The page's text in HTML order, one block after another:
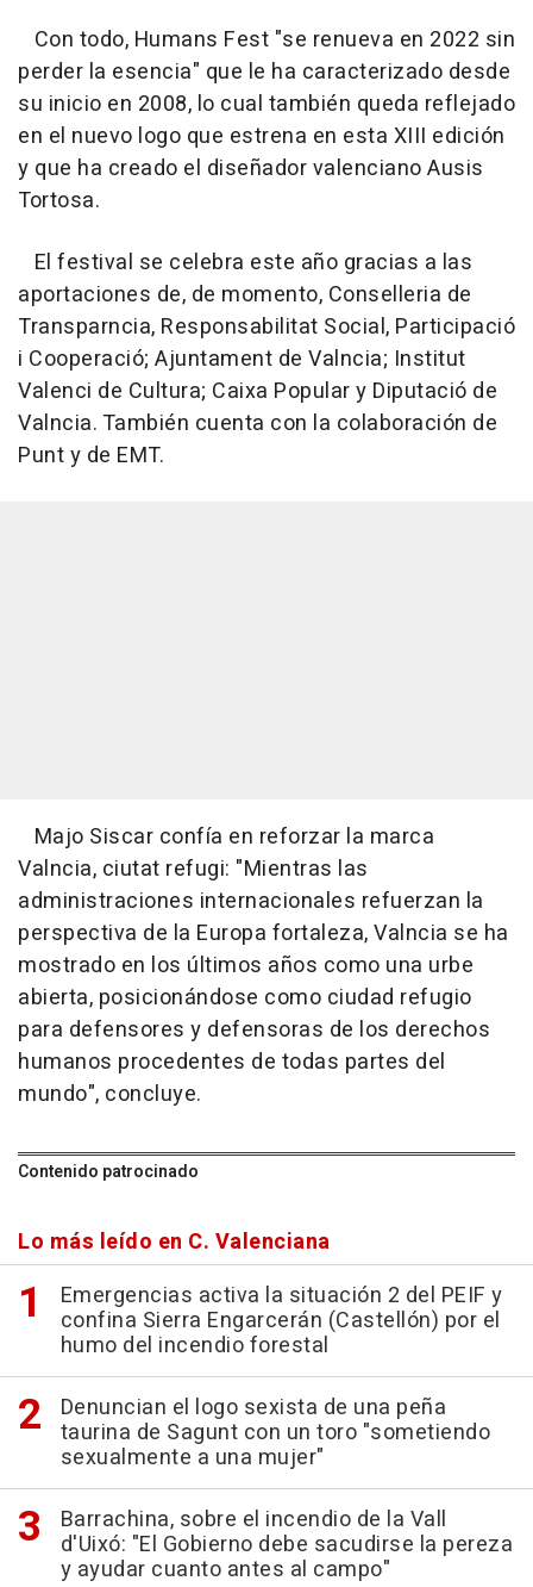
Con todo, Humans Fest "se renueva en 2022 sin
perder la esencia" que le ha caracterizado desde
su inicio en 2008, lo cual también queda reflejado
en el nuevo logo que estrena en esta XIII edición
y que ha creado el diseñador valenciano Ausis
Tortosa.
El festival se celebra este año gracias a las
aportaciones de, de momento, Conselleria de
Transparncia, Responsabilitat Social, Participació
i Cooperació; Ajuntament de Valncia; Institut
Valenci de Cultura; Caixa Popular y Diputació de
Valncia. También cuenta con la colaboración de
Punt y de EMT.
Majo Siscar confía en reforzar la marca
Valncia, ciutat refugi: "Mientras las
administraciones internacionales refuerzan la
perspectiva de la Europa fortaleza, Valncia se ha
mostrado en los últimos años como una urbe
abierta, posicionándose como ciudad refugio
para defensores y defensoras de los derechos
humanos procedentes de todas partes del
mundo", concluye.
Contenido patrocinado
Lo más leído en C. Valenciana
Emergencias activa la situación 2 del PEIF y
confina Sierra Engarcerán (Castellón) por el
humo del incendio forestal
Denuncian el logo sexista de una peña
taurina de Sagunt con un toro "sometiendo
sexualmente a una mujer"
Barrachina, sobre el incendio de la Vall
d'Uixó: "El Gobierno debe sacudirse la pereza
y ayudar cuanto antes al campo"